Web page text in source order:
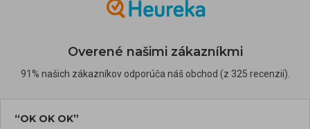
Overené našimi zákazníkmi
91% našich zákazníkov odporúča náš obchod (z 325 recenzií).
“OK OK OK”